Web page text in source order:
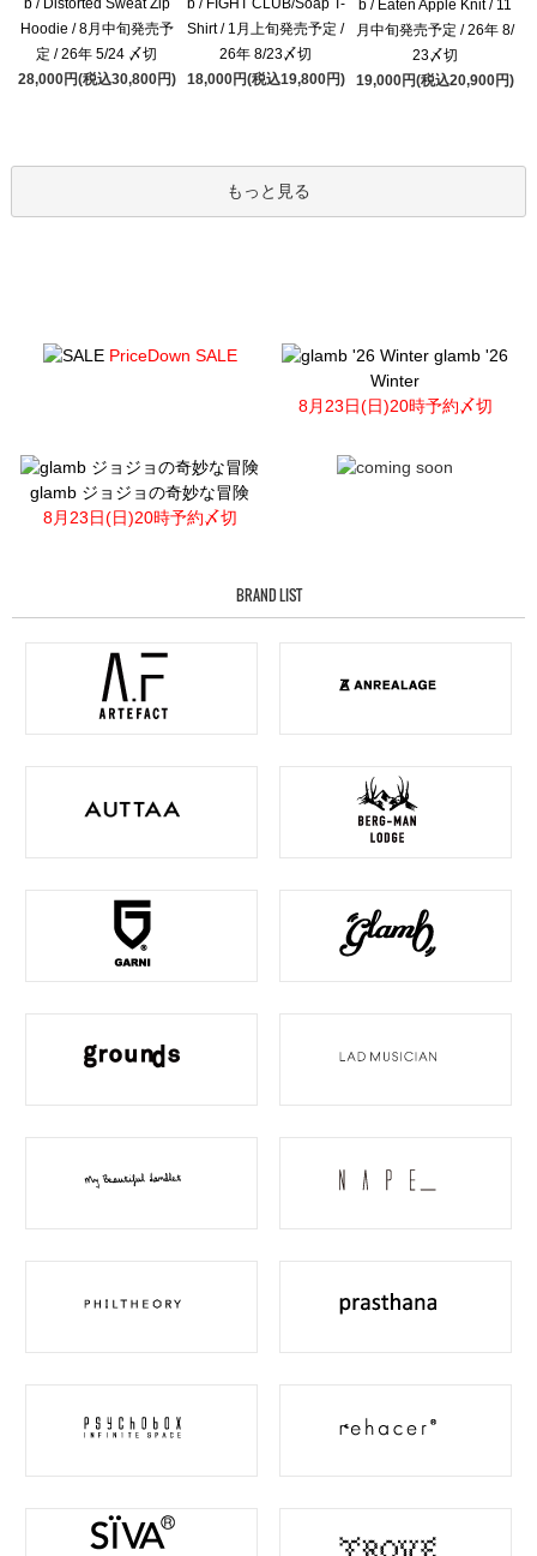
b / Distorted Sweat Zip
Hoodie / 8月中旬発売予
定 / 26年 5/24 〆切
28,000円(税込30,800円)
b / FIGHT CLUB/Soap T-
Shirt / 1月上旬発売予定 /
26年 8/23〆切
18,000円(税込19,800円)
b / Eaten Apple Knit / 11
月中旬発売予定 / 26年 8/
23〆切
19,000円(税込20,900円)
もっと見る
PriceDown SALE
glamb '26
Winter
8月23日(日)20時予約〆切
glamb ジョジョの奇妙な冒険
8月23日(日)20時予約〆切
BRAND LIST